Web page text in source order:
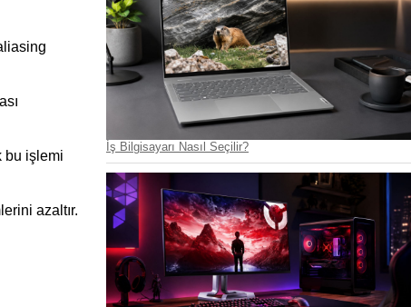
bu işlemi
azaltır.
İş Bilgisayarı Nasıl Seçilir?